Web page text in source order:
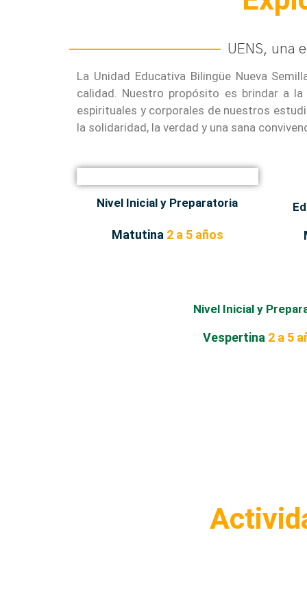
UENS, una
La Unidad Educativa Bilingüe Nueva
calidad. Nuestro propósito es brindar a
espirituales y corporales de nuestros
la solidaridad, la verdad y una sana
Nivel Inicial y Preparatoria
Matutina 2 a 5 años
Nivel Inicial y
Vespertina 2 a 5